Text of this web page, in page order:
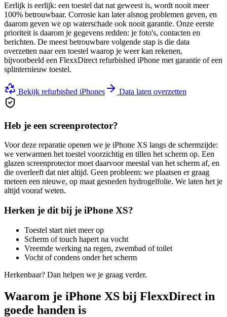
Eerlijk is eerlijk: een toestel dat nat geweest is, wordt nooit meer
100% betrouwbaar. Corrosie kan later alsnog problemen geven, en
daarom geven we op waterschade ook nooit garantie. Onze eerste
prioriteit is daarom je gegevens redden: je foto's, contacten en
berichten. De meest betrouwbare volgende stap is die data
overzetten naar een toestel waarop je weer kan rekenen,
bijvoorbeeld een FlexxDirect refurbished iPhone met garantie of een
splinternieuw toestel.
Bekijk refurbished iPhones Data laten overzetten
Heb je een screenprotector?
Voor deze reparatie openen we je iPhone XS langs de schermzijde:
we verwarmen het toestel voorzichtig en tillen het scherm op. Een
glazen screenprotector moet daarvoor meestal van het scherm af, en
die overleeft dat niet altijd. Geen probleem: we plaatsen er graag
meteen een nieuwe, op maat gesneden hydrogelfolie. We laten het je
altijd vooraf weten.
Herken je dit bij je iPhone XS?
Toestel start niet meer op
Scherm of touch hapert na vocht
Vreemde werking na regen, zwembad of toilet
Vocht of condens onder het scherm
Herkenbaar? Dan helpen we je graag verder.
Waarom je iPhone XS bij FlexxDirect in
goede handen is